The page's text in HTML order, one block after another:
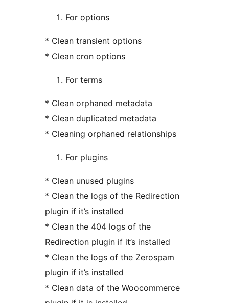
For options
* Clean transient options
* Clean cron options
For terms
* Clean orphaned metadata
* Clean duplicated metadata
* Cleaning orphaned relationships
For plugins
* Clean unused plugins
* Clean the logs of the Redirection
plugin if it’s installed
* Clean the 404 logs of the
Redirection plugin if it’s installed
* Clean the logs of the Zerospam
plugin if it’s installed
* Clean data of the Woocommerce